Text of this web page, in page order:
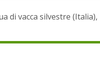
di vacca silvestre